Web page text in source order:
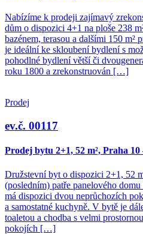
Nabízíme k prodeji zajímavý
dům o dispozici 4+1 na ploše 238
bazénem, terasou a dalšími 150 m²
je ideální ke skloubení bydlení s
pohodlné bydlení větší či
roku 1800 a zrekonstruován […]
Prodej
ev.č. 00117
Prodej bytu 2+1, 52 m², Praha 10
Družstevní byt o dispozici 2+1, 52
(posledním) patře panelového
má dispozici dvou neprůchozích
a samostatné kuchyně. V bytě je
toaletou a chodba s velmi
pokojích […]